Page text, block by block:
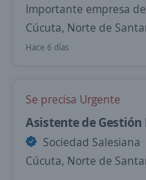
Importante empresa
Cúcuta, Norte de
Hace 6 días
Se precisa Urgente
Asistente de Gestión
Sociedad Salesiana
Cúcuta, Norte de